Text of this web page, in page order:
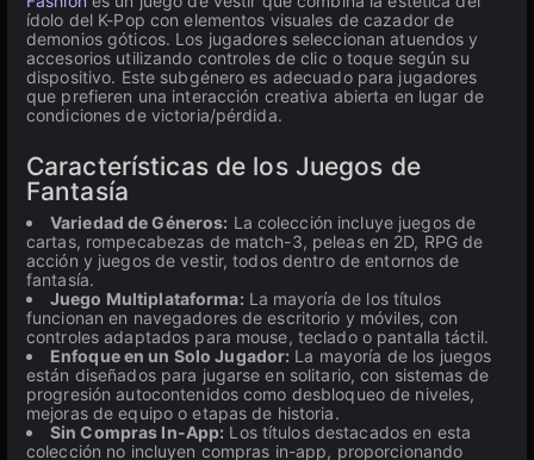
ídolo del K-Pop con elementos visuales de cazador de
demonios góticos. Los jugadores seleccionan atuendos y
accesorios utilizando controles de clic o toque según su
dispositivo. Este subgénero es adecuado para jugadores
que prefieren una interacción creativa abierta en lugar de
condiciones de victoria/pérdida.
Características de los Juegos de
Fantasía
Variedad de Géneros: La colección incluye juegos de
cartas, rompecabezas de match-3, peleas en 2D, RPG de
acción y juegos de vestir, todos dentro de entornos de
fantasía.
Juego Multiplataforma: La mayoría de los títulos
funcionan en navegadores de escritorio y móviles, con
controles adaptados para mouse, teclado o pantalla táctil.
Enfoque en un Solo Jugador: La mayoría de los juegos
están diseñados para jugarse en solitario, con sistemas de
progresión autocontenidos como desbloqueo de niveles,
mejoras de equipo o etapas de historia.
Sin Compras In-App: Los títulos destacados en esta
colección no incluyen compras in-app, proporcionando